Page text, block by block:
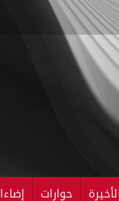
الأخيرة حوارات